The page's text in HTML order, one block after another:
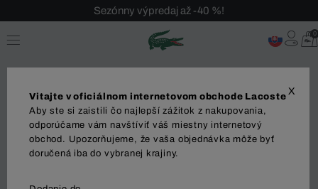
Sezónny výpredaj až -40 %!
Bezplatné vrátenie!
0
MUŽI ŽENY DETI
X
Vitajte v oficiálnom internetovom obchode Lacoste
Aby ste si zaistili čo najlepší zážitok z nakupovania,
odporúčame vám navštíviť váš miestny internetový
obchod. Upozorňujeme, že vaša objednávka môže byť
doručená iba do vybranej krajiny.